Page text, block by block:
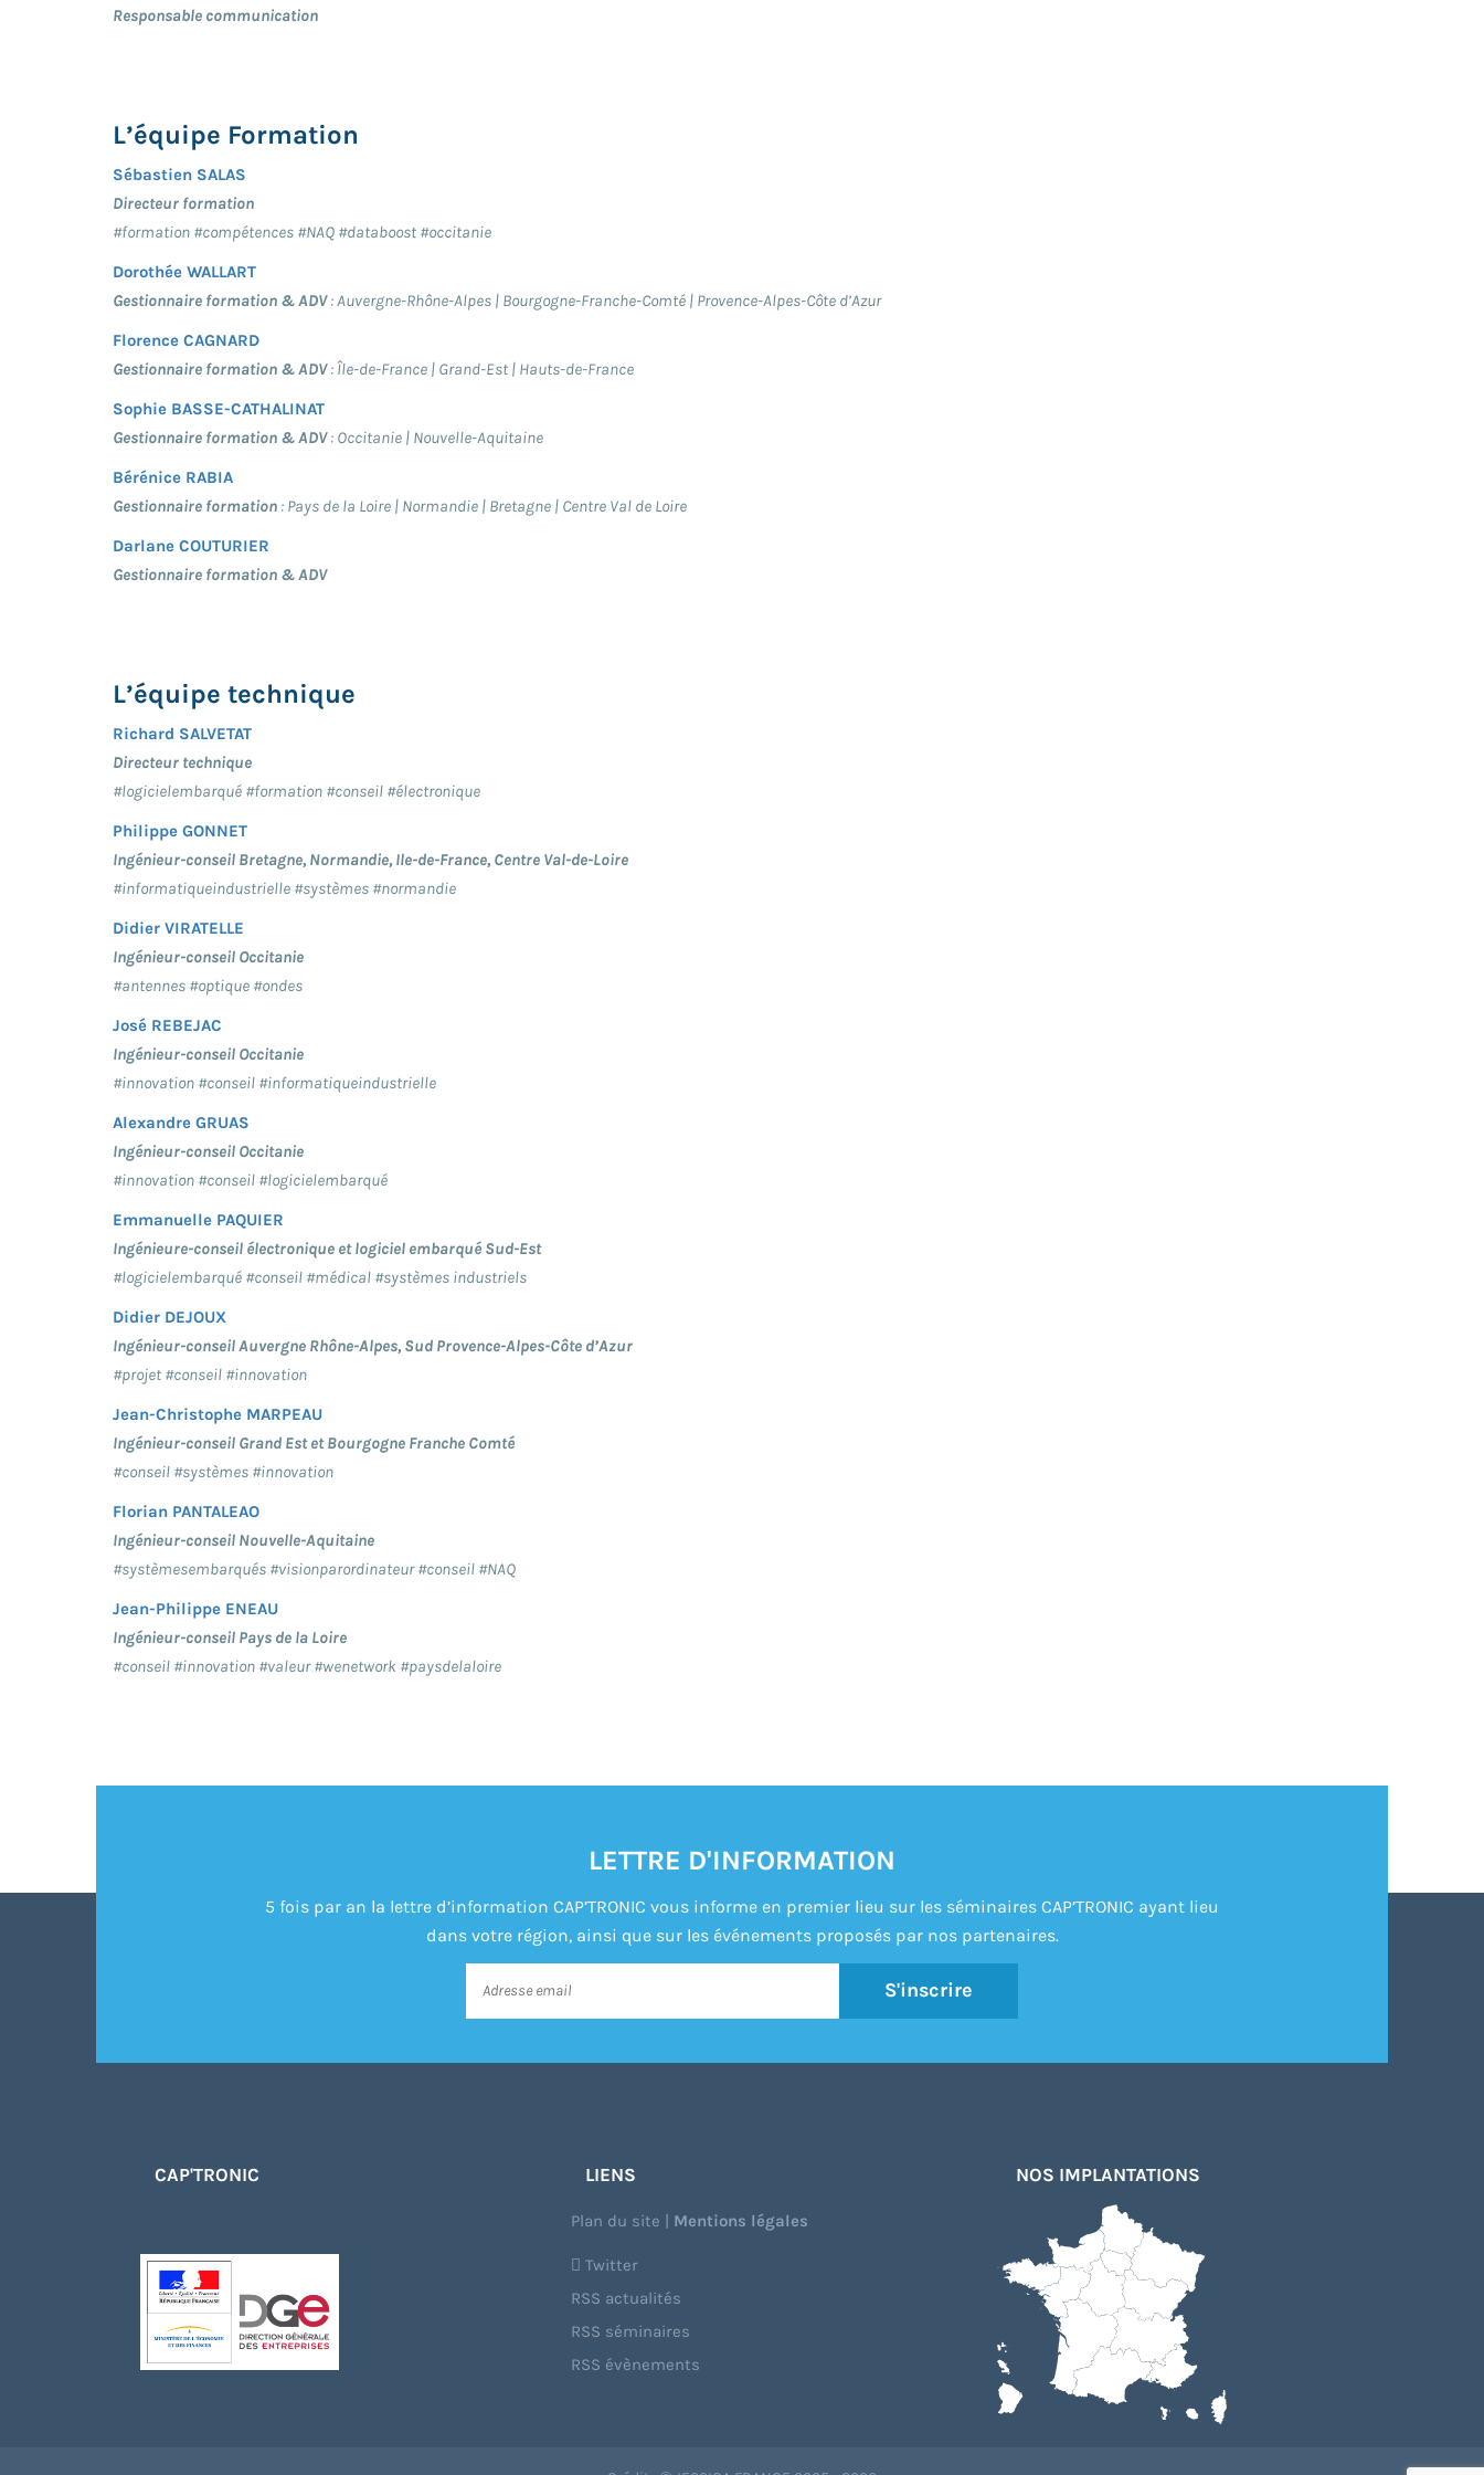
Responsable communication
L’équipe Formation
Sébastien SALAS
Directeur formation
#formation #compétences #NAQ #databoost #occitanie
Dorothée WALLART
Gestionnaire formation & ADV: Auvergne-Rhône-Alpes | Bourgogne-Franche-Comté | Provence-Alpes-Côte d’Azur
Florence CAGNARD
Gestionnaire formation & ADV: Île-de-France | Grand-Est | Hauts-de-France
Sophie BASSE-CATHALINAT
Gestionnaire formation & ADV: Occitanie | Nouvelle-Aquitaine
Bérénice RABIA
Gestionnaire formation : Pays de la Loire | Normandie | Bretagne | Centre Val de Loire
Darlane COUTURIER
Gestionnaire formation & ADV
L’équipe technique
Richard SALVETAT
Directeur technique
#logicielembarqué #formation #conseil #électronique
Philippe GONNET
Ingénieur-conseil Bretagne, Normandie, Ile-de-France, Centre Val-de-Loire
#informatiqueindustrielle #systèmes #normandie
Didier VIRATELLE
Ingénieur-conseil Occitanie
#antennes #optique #ondes
José REBEJAC
Ingénieur-conseil Occitanie
#innovation #conseil #informatiqueindustrielle
Alexandre GRUAS
Ingénieur-conseil Occitanie
#innovation #conseil #logicielembarqué
Emmanuelle PAQUIER
Ingénieure-conseil électronique et logiciel embarqué Sud-Est
#logicielembarqué #conseil #médical #systèmes industriels
Didier DEJOUX
Ingénieur-conseil Auvergne Rhône-Alpes, Sud Provence-Alpes-Côte d’Azur
#projet #conseil #innovation
Jean-Christophe MARPEAU
Ingénieur-conseil Grand Est et Bourgogne Franche Comté
#conseil #systèmes #innovation
Florian PANTALEAO
Ingénieur-conseil Nouvelle-Aquitaine
#systèmesembarqués #visionparordinateur #conseil #NAQ
Jean-Philippe ENEAU
Ingénieur-conseil Pays de la Loire
#conseil #innovation #valeur #wenetwork #paysdelaloire
LETTRE D'INFORMATION
5 fois par an la lettre d’information CAP’TRONIC vous informe en premier lieu sur les séminaires CAP’TRONIC ayant lieu
dans votre région, ainsi que sur les événements proposés par nos partenaires.
S'inscrire
CAP'TRONIC LIENS
Plan du site | Mentions légales
Twitter
RSS actualités
RSS séminaires
RSS évènements
NOS IMPLANTATIONS